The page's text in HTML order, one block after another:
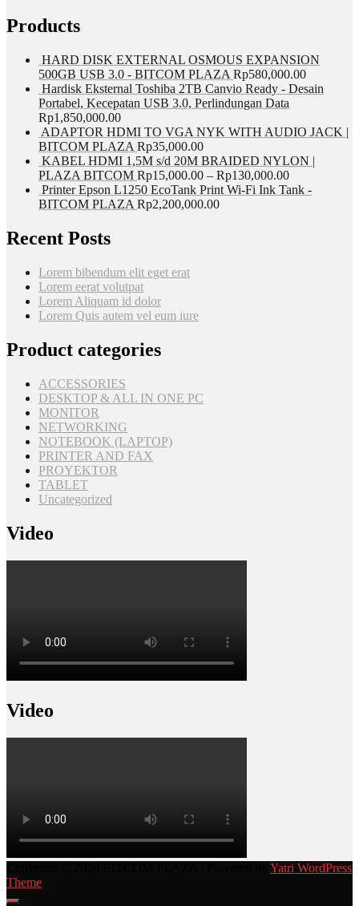
Products
HARD DISK EXTERNAL OSMOUS EXPANSION
500GB USB 3.0 - BITCOM PLAZA Rp580,000.00
Hardisk Eksternal Toshiba 2TB Canvio Ready - Desain
Portabel, Kecepatan USB 3.0, Perlindungan Data
Rp1,850,000.00
ADAPTOR HDMI TO VGA NYK WITH AUDIO JACK |
BITCOM PLAZA Rp35,000.00
KABEL HDMI 1,5M s/d 20M BRAIDED NYLON |
PLAZA BITCOM Rp15,000.00 – Rp130,000.00
Printer Epson L1250 EcoTank Print Wi-Fi Ink Tank -
BITCOM PLAZA Rp2,200,000.00
Recent Posts
Lorem bibendum elit eget erat
Lorem eerat volutpat
Lorem Aliquam id dolor
Lorem Quis autem vel eum iure
Product categories
ACCESSORIES
DESKTOP & ALL IN ONE PC
MONITOR
NETWORKING
NOTEBOOK (LAPTOP)
PRINTER AND FAX
PROYEKTOR
TABLET
Uncategorized
Video
Video
Yatri WordPress
Theme